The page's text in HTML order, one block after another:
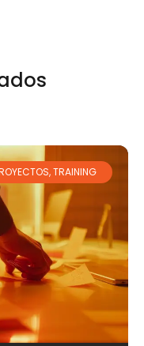
,TRAINING